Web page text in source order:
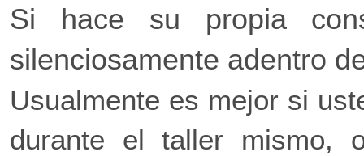
Si hace su propia
silenciosamente adentro
Usualmente es mejor si
durante el taller